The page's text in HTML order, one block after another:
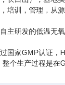
培训，管理，从
主研发的低温无
国家GMP认证，
个生产过程是在